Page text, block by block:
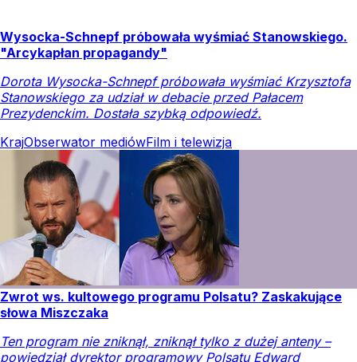
Wysocka-Schnepf próbowała wyśmiać Stanowskiego.
"Arcykapłan propagandy"
Dorota Wysocka-Schnepf próbowała wyśmiać Krzysztofa
Stanowskiego za udział w debacie przed Pałacem
Prezydenckim. Dostała szybką odpowiedź.
KrajObserwator mediówFilm i telewizja
Zwrot ws. kultowego programu Polsatu? Zaskakujące
słowa Miszczaka
Ten program nie zniknął, zniknął tylko z dużej anteny –
powiedział dyrektor programowy Polsatu Edward